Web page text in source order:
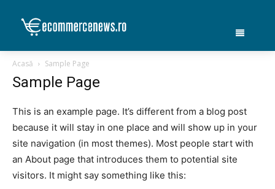
Acasă Sample Page
Sample Page
This is an example page. It’s different from a blog post
because it will stay in one place and will show up in your
site navigation (in most themes). Most people start with
an About page that introduces them to potential site
visitors. It might say something like this: